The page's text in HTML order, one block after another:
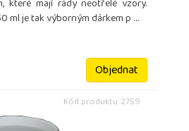
které mají rády neotřelé vzory.
ml je tak výborným dárkem p ...
Objednat
Kód produktu: 2759